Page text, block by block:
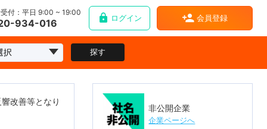
付：平日 9:00 ~ 19:00
934-016 ログイン 会員登録
探す
改善等となり
非公開企業
企業ページへ